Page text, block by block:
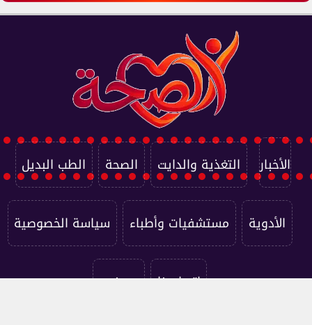
الأخبار التغذية والدايت الصحة الطب البديل
الأدوية مستشفيات وأطباء سياسة الخصوصية
اتصل بنا من نحن